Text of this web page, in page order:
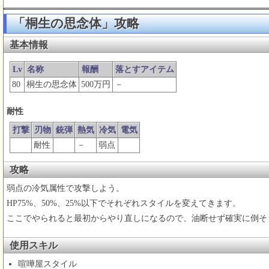
「桐生の思念体」攻略
基本情報
Lv 名称 報酬
落とすアイテム
80
桐生の思念体 500万円 －
耐性
打撃 刃物 銃弾 熱気 冷気 電気
耐性
－ 弱点
攻略
弱点の冷気属性で攻撃しよう。
HP75%、50%、25%以下でそれぞれスタイルを変えてきます。
ここでやられると最初からやり直しになるので、油断せず確実に倒そ
使用スキル
喧嘩屋スタイル